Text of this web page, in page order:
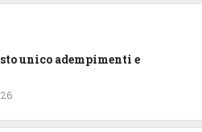
unico adempimenti e